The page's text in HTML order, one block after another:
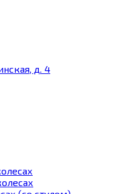
д. 4